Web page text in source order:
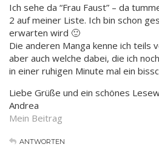
Ich sehe da “Frau Faust” – da
2 auf meiner Liste. Ich bin schon
erwarten wird 🙂
Die anderen Manga kenne ich teils
aber auch welche dabei, die ich
in einer ruhigen Minute mal ein
Liebe Grüße und ein schönes
Andrea
Mein Beitrag
ANTWORTEN